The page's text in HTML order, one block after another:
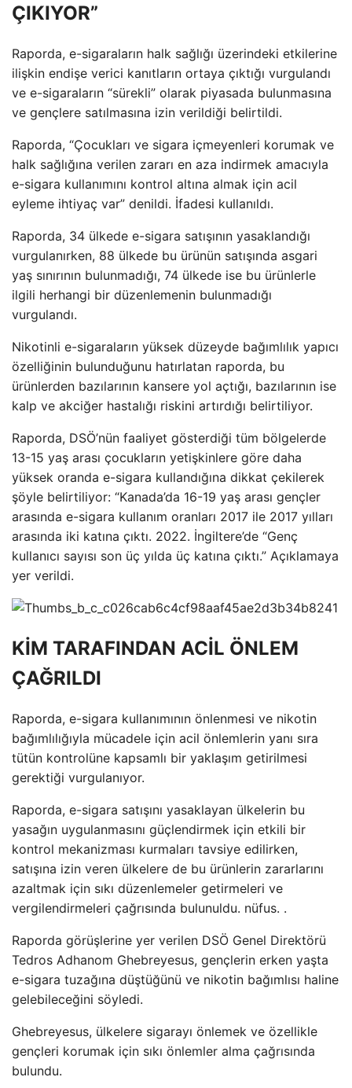
ÇIKIYOR”
Raporda, e-sigaraların halk sağlığı üzerindeki etkilerine
ilişkin endişe verici kanıtların ortaya çıktığı vurgulandı
ve e-sigaraların “sürekli” olarak piyasada bulunmasına
ve gençlere satılmasına izin verildiği belirtildi.
Raporda, “Çocukları ve sigara içmeyenleri korumak ve
halk sağlığına verilen zararı en aza indirmek amacıyla
e-sigara kullanımını kontrol altına almak için acil
eyleme ihtiyaç var” denildi. İfadesi kullanıldı.
Raporda, 34 ülkede e-sigara satışının yasaklandığı
vurgulanırken, 88 ülkede bu ürünün satışında asgari
yaş sınırının bulunmadığı, 74 ülkede ise bu ürünlerle
ilgili herhangi bir düzenlemenin bulunmadığı
vurgulandı.
Nikotinli e-sigaraların yüksek düzeyde bağımlılık yapıcı
özelliğinin bulunduğunu hatırlatan raporda, bu
ürünlerden bazılarının kansere yol açtığı, bazılarının ise
kalp ve akciğer hastalığı riskini artırdığı belirtiliyor.
Raporda, DSÖ’nün faaliyet gösterdiği tüm bölgelerde
13-15 yaş arası çocukların yetişkinlere göre daha
yüksek oranda e-sigara kullandığına dikkat çekilerek
şöyle belirtiliyor: “Kanada’da 16-19 yaş arası gençler
arasında e-sigara kullanım oranları 2017 ile 2017 yılları
arasında iki katına çıktı. 2022. İngiltere’de “Genç
kullanıcı sayısı son üç yılda üç katına çıktı.” Açıklamaya
yer verildi.
KİM TARAFINDAN ACİL ÖNLEM
ÇAĞRILDI
Raporda, e-sigara kullanımının önlenmesi ve nikotin
bağımlılığıyla mücadele için acil önlemlerin yanı sıra
tütün kontrolüne kapsamlı bir yaklaşım getirilmesi
gerektiği vurgulanıyor.
Raporda, e-sigara satışını yasaklayan ülkelerin bu
yasağın uygulanmasını güçlendirmek için etkili bir
kontrol mekanizması kurmaları tavsiye edilirken,
satışına izin veren ülkelere de bu ürünlerin zararlarını
azaltmak için sıkı düzenlemeler getirmeleri ve
vergilendirmeleri çağrısında bulunuldu. nüfus. .
Raporda görüşlerine yer verilen DSÖ Genel Direktörü
Tedros Adhanom Ghebreyesus, gençlerin erken yaşta
e-sigara tuzağına düştüğünü ve nikotin bağımlısı haline
gelebileceğini söyledi.
Ghebreyesus, ülkelere sigarayı önlemek ve özellikle
gençleri korumak için sıkı önlemler alma çağrısında
bulundu.